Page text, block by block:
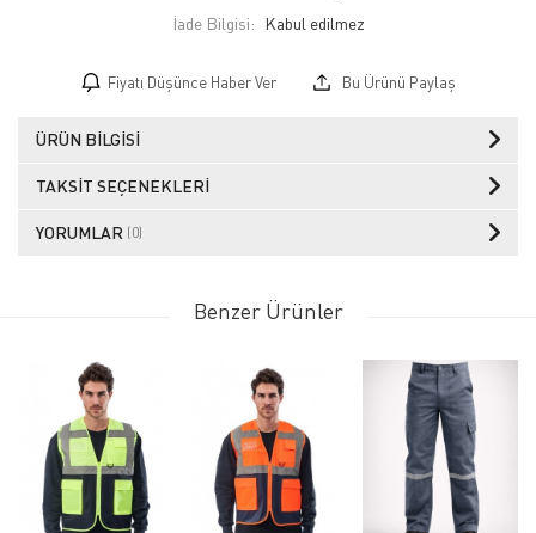
İade Bilgisi:
Fiyatı Düşünce Haber Ver Bu Ürünü Paylaş
ÜRÜN BILGISI
TAKSIT SEÇENEKLERI
YORUMLAR (0)
Benzer Ürünler